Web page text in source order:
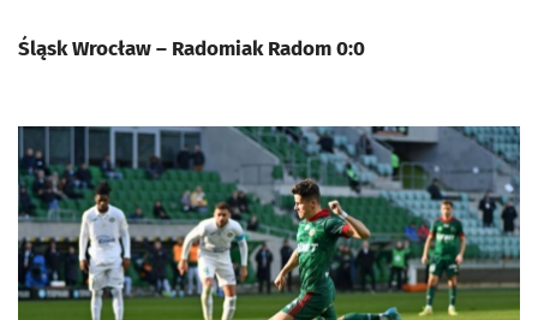
Śląsk Wrocław – Radomiak Radom 0:0